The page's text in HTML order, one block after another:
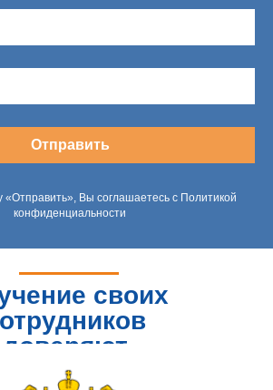
Отправить
«Отправить», Вы соглашаетесь с Политикой
конфиденциальности
своих
доверяют